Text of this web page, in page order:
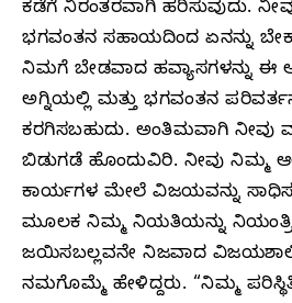
ಕಡೆಗೆ ನಿರಂತರವಾಗಿ ಹರಿಸುವುದು.
ಭಗವಂತನ ಸಹಾಯದಿಂದ ಏನನ್ನು
ನಿಮಗೆ ಬೇಡವಾದ ಹವ್ಯಾಸಗಳನ್ನು ಈ
ಅಗ್ನಿಯಲ್ಲಿ ಮತ್ತು ಭಗವಂತನ
ಕರಗಿಸಬಹುದು. ಅಂತಿಮವಾಗಿ
ಬಿಡುಗಡೆ ಹೊಂದುವಿರಿ. ನೀವು ನಿಮ್ಮ
ಕಾರ್ಯಗಳ ಮೇಲೆ ವಿಜಯವನ್ನು
ಮೂಲಕ ನಿಮ್ಮ ನಿಯತಿಯನ್ನು
ಜಯಿಸಬಲ್ಲವನೇ ನಿಜವಾದ
ನಮಗೊಮ್ಮೆ ಹೇಳಿದ್ದರು. “ನಿಮ್ಮ